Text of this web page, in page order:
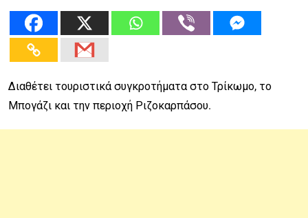
Διαθέτει τουριστικά συγκροτήματα στο Τρίκωμο, το
Μπογάζι και την περιοχή Ριζοκαρπάσου.